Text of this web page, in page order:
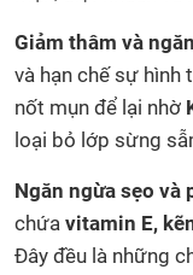
Giảm thâm và
và hạn chế sự hình
nốt mụn để lại nhờ
loại bỏ lớp sừng
Ngăn ngừa sẹo và
chứa vitamin E,
Đây đều là những